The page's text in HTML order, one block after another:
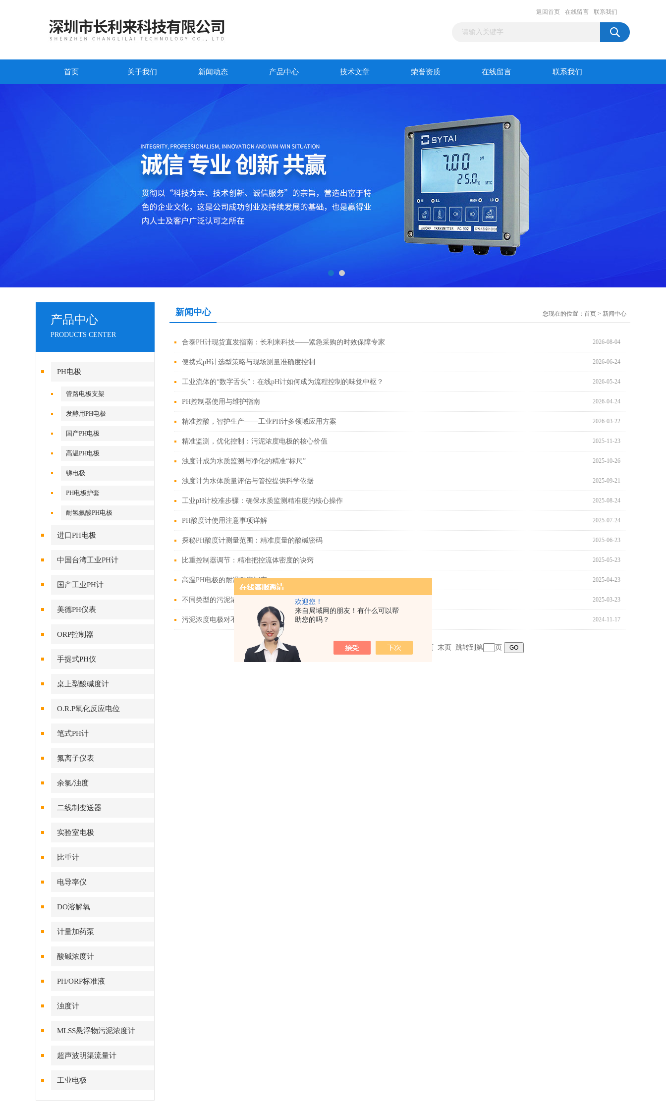
欢迎您！
来自局域网的朋友！有什么可以帮
助您的吗？
返回首页 在线留言 联系我们
首页 关于我们 新闻动态 产品中心 技术文章 荣誉资质 在线留言 联系我们
产品中心
PRODUCTS CENTER
PH电极
管路电极支架
发酵用PH电极
国产PH电极
高温PH电极
锑电极
PH电极护套
耐氢氟酸PH电极
进口PH电极
中国台湾工业PH计
国产工业PH计
美德PH仪表
ORP控制器
手提式PH仪
桌上型酸碱度计
O.R.P氧化反应电位
笔式PH计
氟离子仪表
余氯/浊度
二线制变送器
实验室电极
比重计
电导率仪
DO溶解氧
计量加药泵
酸碱浓度计
PH/ORP标准液
浊度计
MLSS悬浮物污泥浓度计
超声波明渠流量计
工业电极
新闻中心 您现在的位置： 首页 > 新闻中心
合泰PH计现货直发指南：长利来科技——紧急采购的时效保障专家 2026-08-04
便携式pH计选型策略与现场测量准确度控制 2026-06-24
工业流体的“数字舌头”：在线pH计如何成为流程控制的味觉中枢？ 2026-05-24
PH控制器使用与维护指南 2026-04-24
精准控酸，智护生产——工业PH计多领域应用方案 2026-03-22
精准监测，优化控制：污泥浓度电极的核心价值 2025-11-23
浊度计成为水质监测与净化的精准“标尺” 2025-10-26
浊度计为水体质量评估与管控提供科学依据 2025-09-21
工业pH计校准步骤：确保水质监测精准度的核心操作​ 2025-08-24
PH酸度计使用注意事项详解 2025-07-24
探秘PH酸度计测量范围：精准度量的酸碱密码 2025-06-23
比重控制器调节：精准把控流体密度的诀窍 2025-05-23
高温PH电极的耐温限度探究 2025-04-23
不同类型的污泥浓度计在测量方法上有何区别？ 2025-03-23
污泥浓度电极对不同悬浮物的影响分析 2024-11-17
共 153 条记录，当前 1 / 11 页 首页 上一页 末页 跳转到第 页